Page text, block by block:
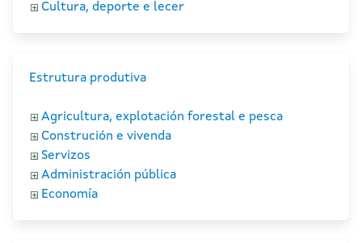
Cultura, deporte e lecer
Estrutura produtiva
Agricultura, explotación forestal e pesca
Construción e vivenda
Servizos
Administración pública
Economía